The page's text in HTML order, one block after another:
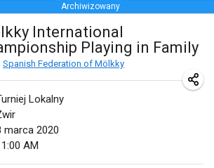
Archiwizowany
International
Playing in Family
Spanish Federation of Mölkky
Lokalny
marca 2020
AM
Tournoi Mixte ASPTTOM
11 sty 2020|Francja
Morukku tama League
12 sty 2020|Japonia
Ystävyysturnaus
18 sty 2020
Individuel du Garo